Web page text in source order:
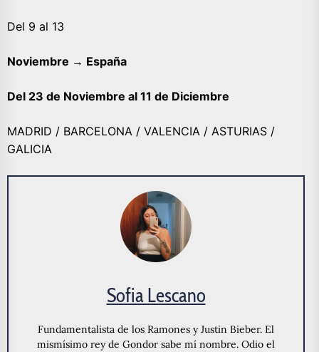
Del 9 al 13
Noviembre → España
Del 23 de Noviembre al 11 de Diciembre
MADRID / BARCELONA / VALENCIA / ASTURIAS /
GALICIA
Sofia Lescano
Fundamentalista de los Ramones y Justin Bieber. El
mismísimo rey de Gondor sabe mí nombre. Odio el